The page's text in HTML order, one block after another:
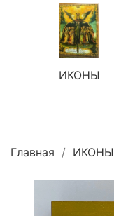
ИКОНЫ
Главная ИКОНЫ